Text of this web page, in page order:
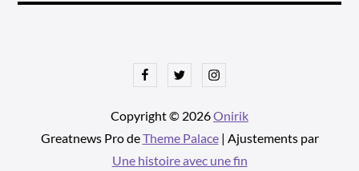
FacebookTwitterInstagram
Copyright © 2026Onirik
Greatnews Pro deTheme Palace| Ajustements par
Une histoire avec une fin